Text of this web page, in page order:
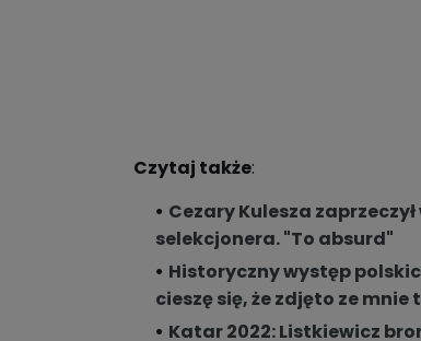
Czytaj także:
Cezary Kulesza
selekcjonera. "To absurd"
Historyczny występ
cieszę się, że zdjęto ze mnie
Katar 2022: Listkiewicz